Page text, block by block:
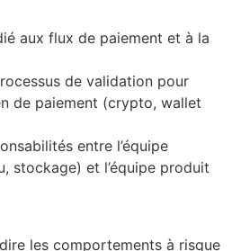
aux flux de paiement et à la
de validation pour
de paiement (crypto, wallet
entre l’équipe
stockage) et l’équipe produit
les comportements à risque